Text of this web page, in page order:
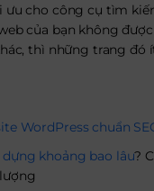
ưu cho công cụ tìm
của bạn không
thì những trang đó
WordPress chuẩn
dựng khoảng bao lâu?